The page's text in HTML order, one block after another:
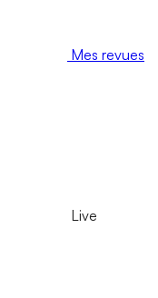
Mes revues
Live